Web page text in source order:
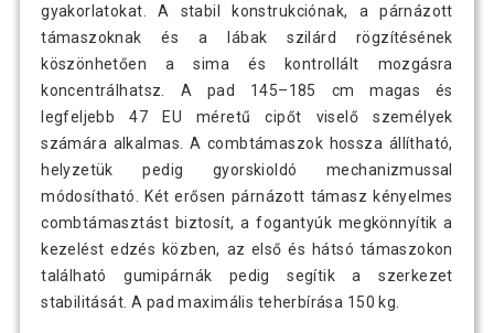
gyakorlatokat. A stabil konstrukciónak, a párnázott
támaszoknak és a lábak szilárd rögzítésének
köszönhetően a sima és kontrollált mozgásra
koncentrálhatsz. A pad 145–185 cm magas és
legfeljebb 47 EU méretű cipőt viselő személyek
számára alkalmas. A combtámaszok hossza állítható,
helyzetük pedig gyorskioldó mechanizmussal
módosítható. Két erősen párnázott támasz kényelmes
combtámasztást biztosít, a fogantyúk megkönnyítik a
kezelést edzés közben, az első és hátsó támaszokon
található gumipárnák pedig segítik a szerkezet
stabilitását. A pad maximális teherbírása 150 kg.